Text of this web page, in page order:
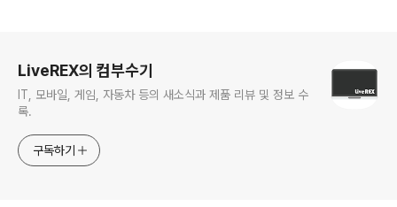
LiveREX의 컴부수기
IT, 모바일, 게임, 자동차 등의 새소식과 제품 리뷰 및 정보 수
록.
구독하기